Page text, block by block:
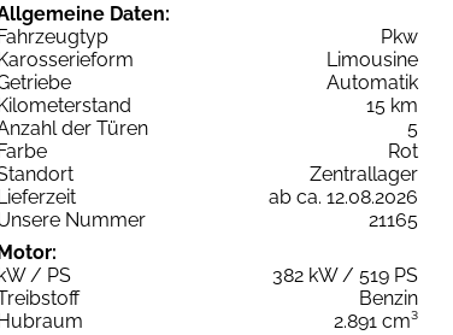
Daten:
Fahrzeugtyp
Pkw
Karosserieform
Limousine
Automatik
Kilometerstand
15 km
der Türen
5
Farbe
Rot
Zentrallager
Lieferzeit
ab ca. 12.08.2026
Nummer
21165
Motor:
kW / PS
382 kW / 519 PS
Benzin
Hubraum
2.891 cm³